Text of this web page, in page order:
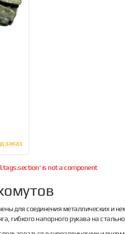
заказ
is not a component
для соединения металлических и
гибкого напорного рукава на